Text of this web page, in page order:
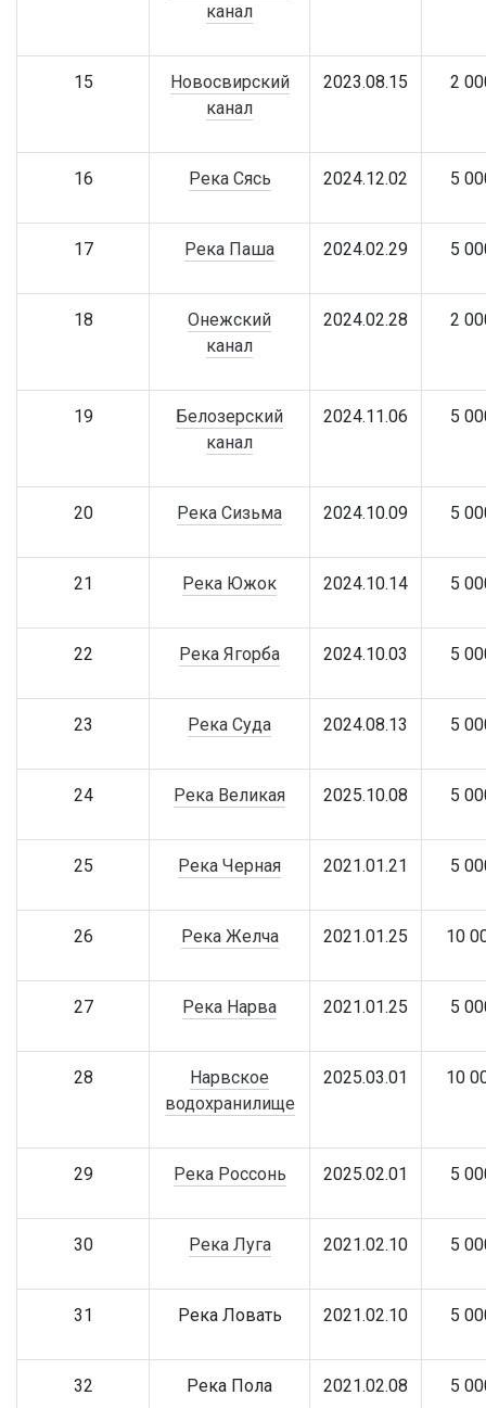
канал
15
Новосвирский
канал
2023.08.15 2
16 Река Сясь 2024.12.02 5
17 Река Паша 2024.02.29 5
18
Онежский
канал
2024.02.28 2
19
Белозерский
канал
2024.11.06 5
20 Река Сизьма 2024.10.09 5
21 Река Южок 2024.10.14 5
22 Река Ягорба 2024.10.03 5
23 Река Суда 2024.08.13 5
24 Река Великая 2025.10.08 5
25 Река Черная 2021.01.21 5
26 Река Желча 2021.01.25 10
27 Река Нарва 2021.01.25 5
28
Нарвское
водохранилище
2025.03.01 10
29 Река Россонь 2025.02.01 5
30 Река Луга 2021.02.10 5
31 Река Ловать 2021.02.10 5
32 Река Пола 2021.02.08 5